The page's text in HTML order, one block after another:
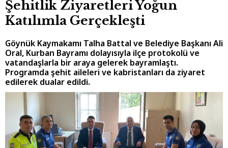
Şehitlik Ziyaretleri Yoğun
Katılımla Gerçekleşti
Göynük Kaymakamı Talha Battal ve Belediye Başkanı Ali
Oral, Kurban Bayramı dolayısıyla ilçe protokolü ve
vatandaşlarla bir araya gelerek bayramlaştı.
Programda şehit aileleri ve kabristanları da ziyaret
edilerek dualar edildi.